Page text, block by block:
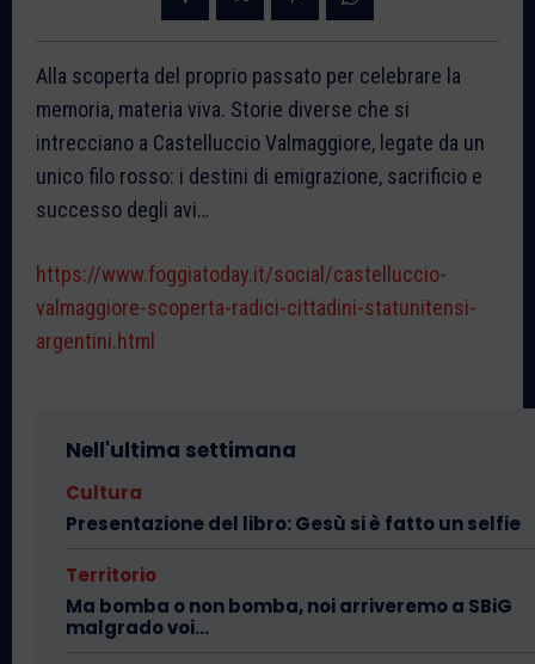
Alla scoperta del proprio passato per celebrare la
memoria, materia viva. Storie diverse che si
intrecciano a Castelluccio Valmaggiore, legate da un
unico filo rosso: i destini di emigrazione, sacrificio e
successo degli avi…
https://www.foggiatoday.it/social/castelluccio-
valmaggiore-scoperta-radici-cittadini-statunitensi-
argentini.html
Nell'ultima settimana
Cultura
Presentazione del libro: Gesù si è fatto un selfie
Territorio
Ma bomba o non bomba, noi arriveremo a SBiG
malgrado voi…